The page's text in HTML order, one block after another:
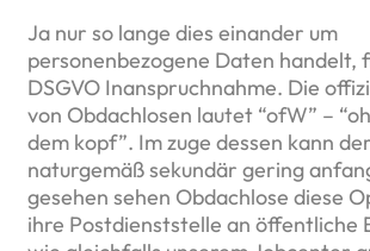
Ja nur so lange dies einander um
personenbezogene Daten handelt,
DSGVO Inanspruchnahme. Die
von Obdachlosen lautet “ofW” –
dem kopf”. Im zuge dessen kann
naturgemäß sekundär gering
gesehen sehen Obdachlose diese
ihre Postdienststelle an öffentliche